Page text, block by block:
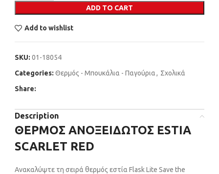
ADD TO CART
Add to wishlist
SKU: 01-18054
Categories: Θερμός - Μπουκάλια - Παγούρια, Σχολικά
Share:
Description
ΘΕΡΜΟΣ ΑΝΟΞΕΙΔΩΤΟΣ ESTIA
SCARLET RED
Ανακαλύψτε τη σειρά θερμός εστία Flask Lite Save the